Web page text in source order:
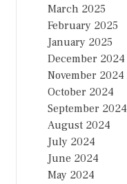
March 2025
February 2025
January 2025
December 2024
November 2024
October 2024
September 2024
August 2024
July 2024
June 2024
May 2024